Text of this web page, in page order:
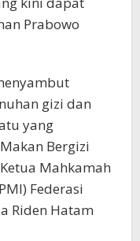
Prabowo
gizi dan
yang
Bergizi
Mahkamah
Federasi
Riden Hatam